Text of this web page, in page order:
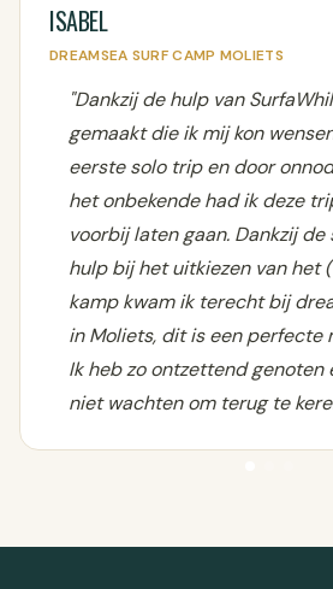
ISABEL
DREAMSEA SURF CAMP MOLIETS
"Dankzij de hulp van
gemaakt die ik mij kon
eerste solo trip en door
het onbekende had ik deze
voorbij laten gaan. Dankzij
hulp bij het uitkiezen van het
kamp kwam ik terecht bij
in Moliets, dit is een perfecte
Ik heb zo ontzettend genoten
niet wachten om terug te